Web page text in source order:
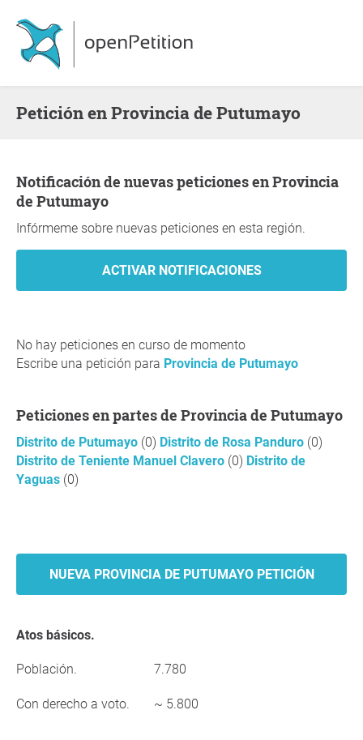
Petición en Provincia de Putumayo
Notificación de nuevas peticiones en Provincia
de Putumayo
Infórmeme sobre nuevas peticiones en esta región.
No hay peticiones en curso de momento
Escribe una petición para Provincia de Putumayo
Peticiones en partes de Provincia de Putumayo
Distrito de Putumayo (0) Distrito de Rosa Panduro (0)
Distrito de Teniente Manuel Clavero (0) Distrito de
Yaguas (0)
NUEVA PROVINCIA DE PUTUMAYO PETICIÓN
Atos básicos.
Población. 7.780
Con derecho a voto. ~ 5.800